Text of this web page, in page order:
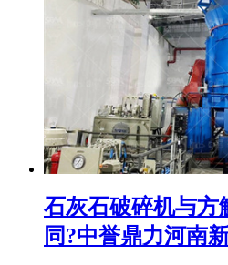
石灰石破碎机与方
同?中誉鼎力河南